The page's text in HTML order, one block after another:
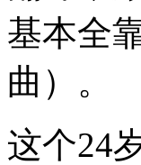
基本全
曲）。
这个24